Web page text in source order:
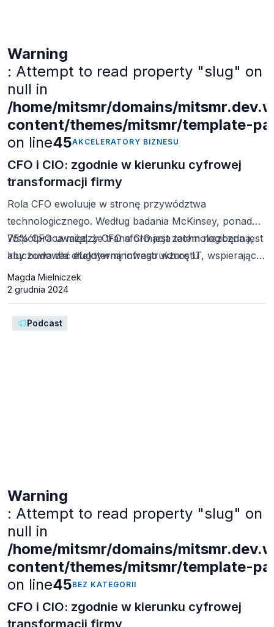
Warning
: Attempt to read property "slug" on
null in
/home/mitsmr/domains/
content/themes/mitsmr/template-
on line45AKCELERATORY BIZNESU
CFO i CIO: zgodnie w kierunku cyfrowej
transformacji firmy
Rola CFO ewoluuje w stronę przywództwa
technologicznego. Według badania McKinsey, ponad
75% CFO uważa, że transformacja technologiczna jest
kluczowa dla długoterminowego wzrostu
i efektywności firmy. CFO coraz częściej są
współodpowiedzialni za wdrażanie technologii, które
wspierają cyfryzację finansów.
Współpraca między CFO a CIO jest zatem niezbędna,
aby budować efektywną infrastrukturę IT, wspierającą
kluczowe procesy finansowe. Automatyzacja i analiza
danych, będące fundamentem obecnych trendów t
Magda Mielniczek
2 grudnia 2024
Podcast
Warning
: Attempt to read property "slug" on
null in
/home/mitsmr/domains/
content/themes/mitsmr/template-
on line45BEZ KATEGORII
CFO i CIO: zgodnie w kierunku cyfrowej